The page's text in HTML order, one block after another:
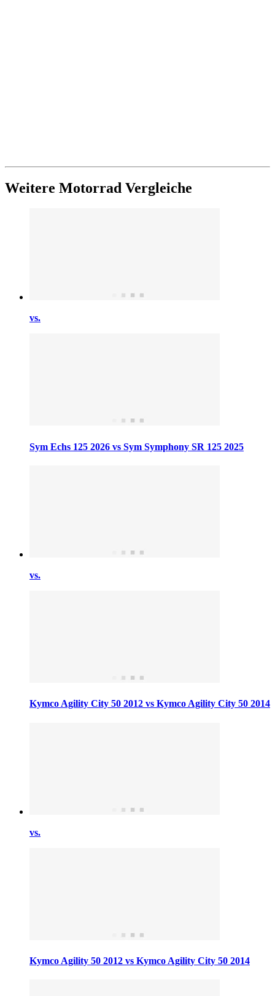
Weitere Motorrad Vergleiche
vs.
Sym Echs 125 2026 vs Sym Symphony SR 125 2025
vs.
Kymco Agility City 50 2012 vs Kymco Agility City 50 2014
vs.
Kymco Agility 50 2012 vs Kymco Agility City 50 2014